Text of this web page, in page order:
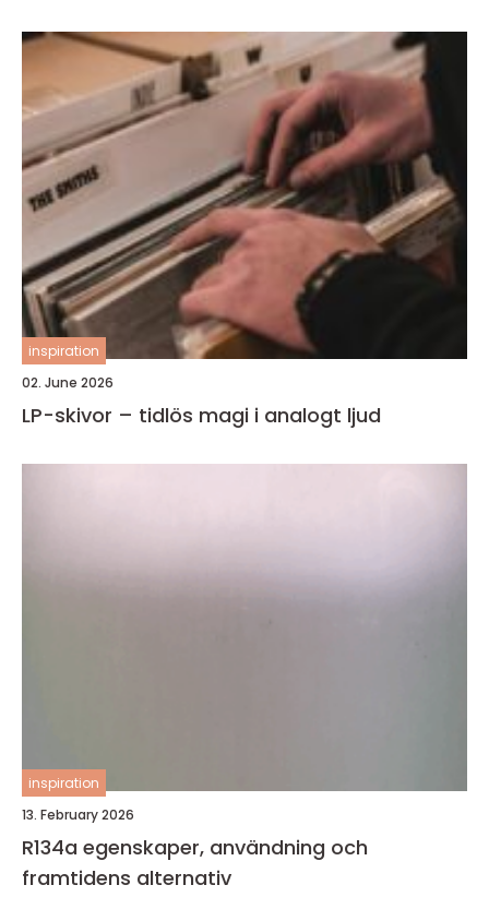
inspiration
02. June 2026
LP-skivor – tidlös magi i analogt ljud
inspiration
13. February 2026
R134a egenskaper, användning och
framtidens alternativ